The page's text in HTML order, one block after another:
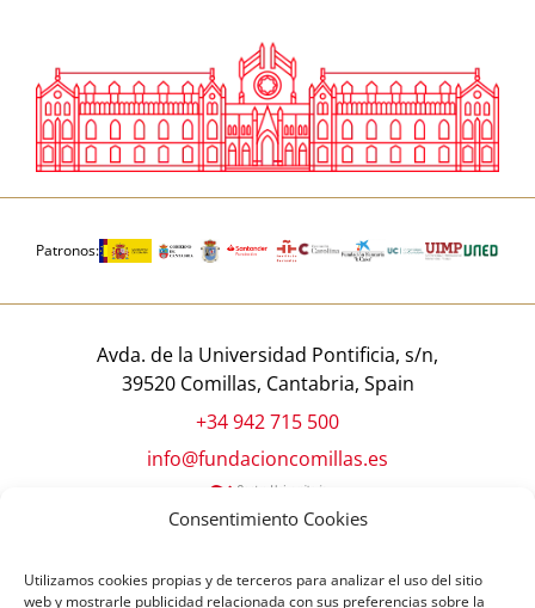
Consentimiento Cookies
Utilizamos cookies propias y de terceros para analizar el uso del sitio
web y mostrarle publicidad relacionada con sus preferencias sobre la
Patronos:
Avda. de la Universidad Pontificia, s/n,
39520 Comillas, Cantabria, Spain
+34 942 715 500
info@fundacioncomillas.es